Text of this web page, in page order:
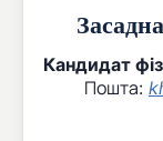
Кандидат
Пошта: